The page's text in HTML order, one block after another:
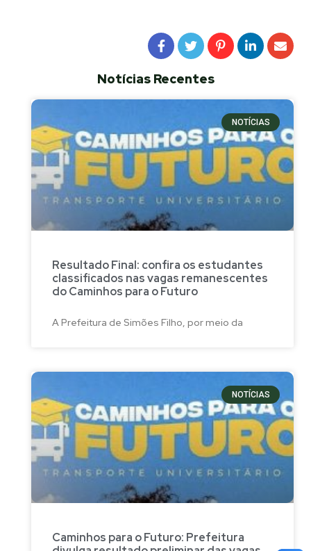
Notícias Recentes
NOTÍCIAS
Resultado Final: confira os estudantes
classificados nas vagas remanescentes
do Caminhos para o Futuro
A Prefeitura de Simões Filho, por meio da
NOTÍCIAS
Caminhos para o Futuro: Prefeitura